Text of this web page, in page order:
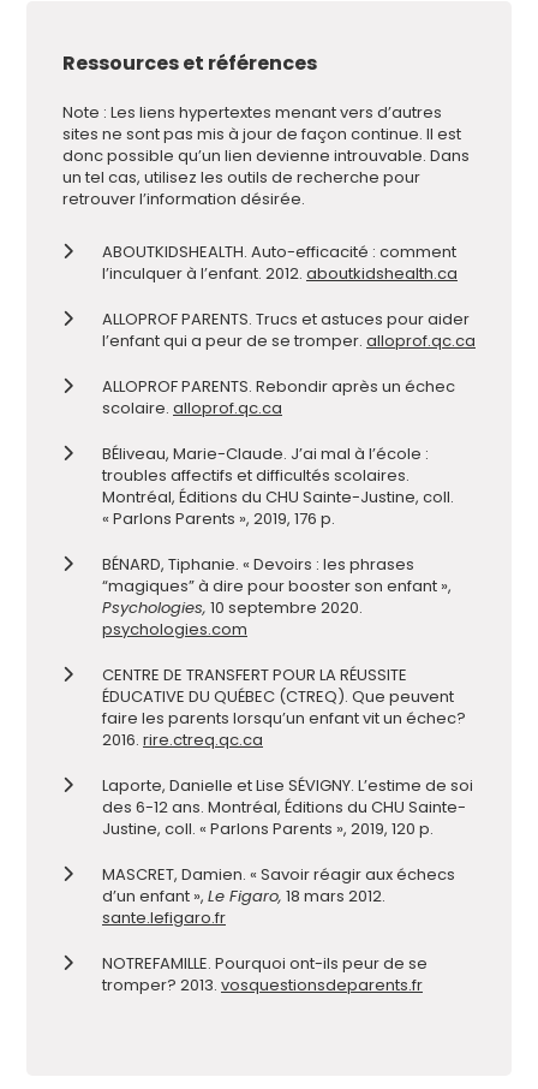
Ressources et références
Note : Les liens hypertextes menant vers d’autres
sites ne sont pas mis à jour de façon continue. Il est
donc possible qu’un lien devienne introuvable. Dans
un tel cas, utilisez les outils de recherche pour
retrouver l’information désirée.
ABOUTKIDSHEALTH. Auto-efficacité : comment
l’inculquer à l’enfant. 2012. aboutkidshealth.ca
ALLOPROF PARENTS. Trucs et astuces pour aider
l’enfant qui a peur de se tromper. alloprof.qc.ca
ALLOPROF PARENTS. Rebondir après un échec
scolaire. alloprof.qc.ca
BÉliveau, Marie-Claude. J’ai mal à l’école :
troubles affectifs et difficultés scolaires.
Montréal, Éditions du CHU Sainte-Justine, coll.
« Parlons Parents », 2019, 176 p.
BÉNARD, Tiphanie. « Devoirs : les phrases
“magiques” à dire pour booster son enfant »,
Psychologies, 10 septembre 2020.
psychologies.com
CENTRE DE TRANSFERT POUR LA RÉUSSITE
ÉDUCATIVE DU QUÉBEC (CTREQ). Que peuvent
faire les parents lorsqu’un enfant vit un échec?
2016. rire.ctreq.qc.ca
Laporte, Danielle et Lise SÉVIGNY. L’estime de soi
des 6-12 ans. Montréal, Éditions du CHU Sainte-
Justine, coll. « Parlons Parents », 2019, 120 p.
MASCRET, Damien. « Savoir réagir aux échecs
d’un enfant », Le Figaro, 18 mars 2012.
sante.lefigaro.fr
NOTREFAMILLE. Pourquoi ont-ils peur de se
tromper? 2013. vosquestionsdeparents.fr